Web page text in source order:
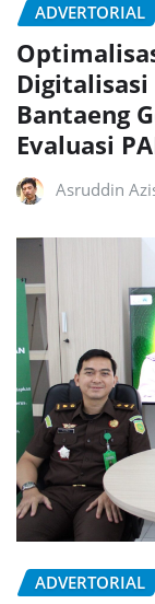
ADVERTORIAL
Digitalisasi
Bantaeng
Evaluasi
Asruddin
ADVERTORIAL